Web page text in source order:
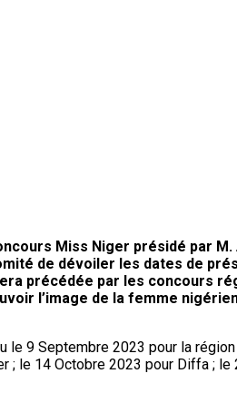
Miss Niger présidé par
de dévoiler les dates de
précédée par les concours
l’image de la femme
9 Septembre 2023 pour la
le 14 Octobre 2023 pour Diffa ;